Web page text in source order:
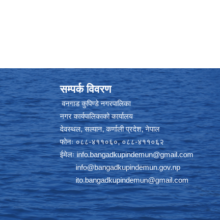
सम्पर्क विवरण
वनगाड कुपिण्डे नगरपालिका
नगर कार्यपालिकाको कार्यालय
देवस्थल, सल्यान, कर्णाली प्रदेश, नेपाल
फोनः ०८८-४११०६०, ०८८-४११०६२
ईमेलःinfo.bangadkupindemun@gmail.com
info@bangadkupindemun.gov.np
ito.bangadkupindemun@gmail.com